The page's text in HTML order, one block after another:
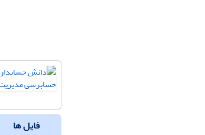
فایل ها